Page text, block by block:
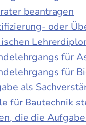
beantragen
oder
für
für
als
für Bautechnik
die die